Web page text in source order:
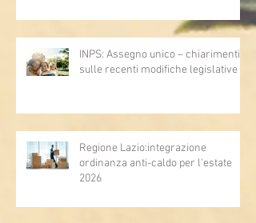
INPS: Assegno unico – chiarimenti
sulle recenti modifiche legislative
Regione Lazio:integrazione
ordinanza anti-caldo per l'estate
2026